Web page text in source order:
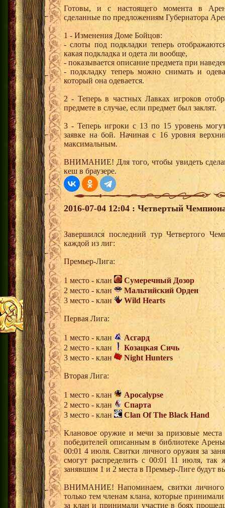
Готовы, и с настоящего момента в
сделанные по предложениям Губернатора
1 - Изменения Доме Бойцов:
- слоты под подкладки теперь
какая подкладка и одета ли вообще,
- показывается описание предмета при
- подкладку теперь можно снимать и
который она одевается.
2 - Теперь в частных Лавках игроков
предмете в случае, если предмет был заклят.
3 - Теперь игроки с 13 по 15 уровень
заявке на бой. Начиная с 16 уровня
максимальным.
ВНИМАНИЕ! Для того, чтобы увидеть
кеш в браузере.
2016-07-04 12:04 : Четвертый
Завершился последний тур Четвертого
каждой из лиг:
Премьер-Лига:
1 место - клан
Сумеречный Дозор
2 место - клан
Мальтийский Орден
3 место - клан
Wild Hearts
Первая Лига:
1 место - клан
Асгард
2 место - клан
Козацкая Сичь
3 место - клан
Night Hunters
Вторая Лига:
1 место - клан
Apocalypse
2 место - клан
Спарта
3 место - клан
Clan Of The Black Hand
Клановое оружие и мечи за призовые
победителей описанным в библиотеке
00:01 4 июля. Свитки личного оружия за
смогут распределить с 00:01 11 июля, так
занявшим 1 и 2 места в Премьер-Лиге будут
ВНИМАНИЕ! Напоминаем, свитки личного
только тем членам клана, которые
за клан и принимали участие в боях